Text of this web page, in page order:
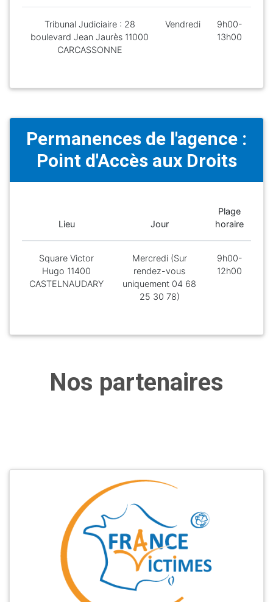
Tribunal Judiciaire : 28
boulevard Jean Jaurès 11000
CARCASSONNE
Vendredi
9h00-
13h00
Permanences de l'agence :
Point d'Accès aux Droits
Lieu Jour
Plage
horaire
Square Victor
Hugo 11400
CASTELNAUDARY
Mercredi (Sur
rendez-vous
uniquement 04 68
25 30 78)
9h00-
12h00
Nos partenaires